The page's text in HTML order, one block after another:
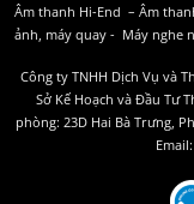
Âm thanh Hi-End – Âm
ảnh, máy quay - Máy nghe
Công ty TNHH Dịch Vụ và
Sở Kế Hoạch và Đầu Tư
phòng: 23D Hai Bà Trưng,